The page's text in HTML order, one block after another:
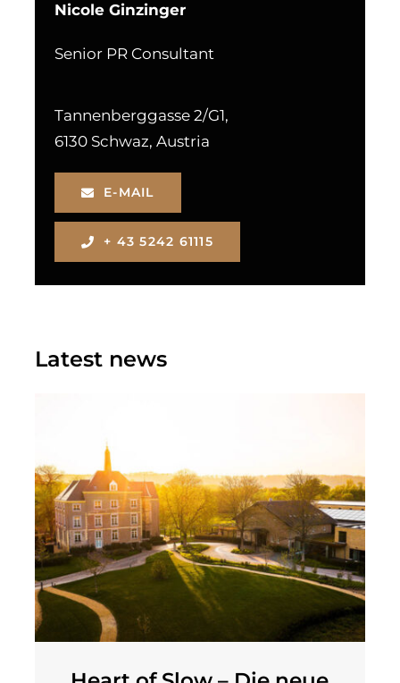
Nicole Ginzinger
Senior PR Consultant
Tannenberggasse 2/G1,
6130 Schwaz, Austria
E-MAIL
+ 43 5242 61115
Latest news